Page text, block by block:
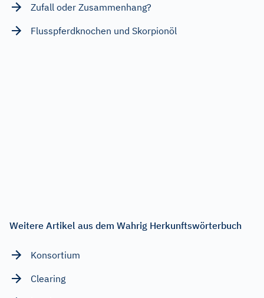
Zufall oder Zusammenhang?
Flusspferdknochen und Skorpionöl
Weitere Artikel aus dem Wahrig Herkunftswörterbuch
Konsortium
Clearing